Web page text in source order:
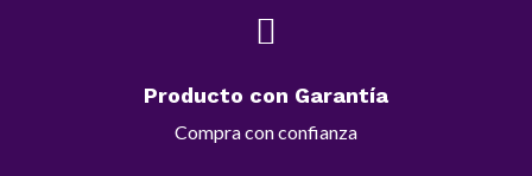

Producto con Garantía
Compra con confianza